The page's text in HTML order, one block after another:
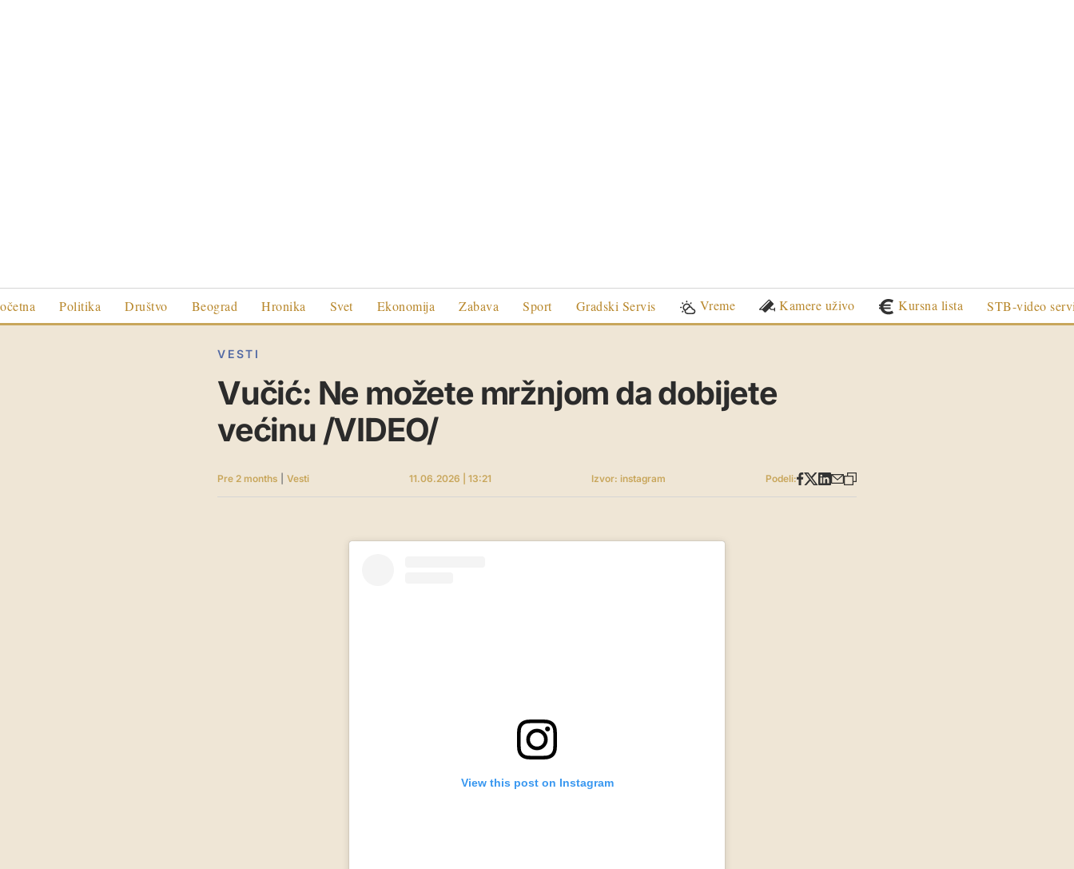
Politika Društvo Beograd Hronika Svet Ekonomija Zabava Sport Gradski Servis Vreme Kamere uživo Kursna lista STB-video
VESTI
Vučić: Ne možete mržnjom da dobijete
većinu /VIDEO/
Pre 2 months Vesti 11.06.2026 | 13:21 Izvor: instagram Podeli:
View this post on Instagram